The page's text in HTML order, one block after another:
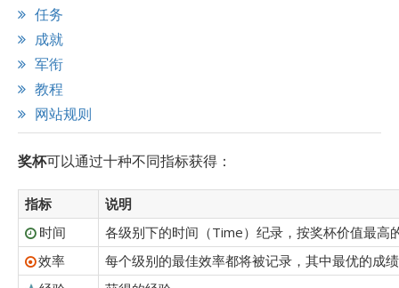
任务
成就
军衔
教程
网站规则
奖杯可以通过十种不同指标获得：
指标
说明
时间
各级别下的时间（Time）纪录，按奖杯价值最高
效率
每个级别的最佳效率都将被记录，其中最优的成